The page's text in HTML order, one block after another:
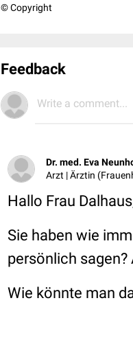
© Copyright
Feedback
Write a comment...
Dr. med. Eva
Arzt | Ärztin
Hallo Frau
Sie haben wie
persönlich
Wie könnte man